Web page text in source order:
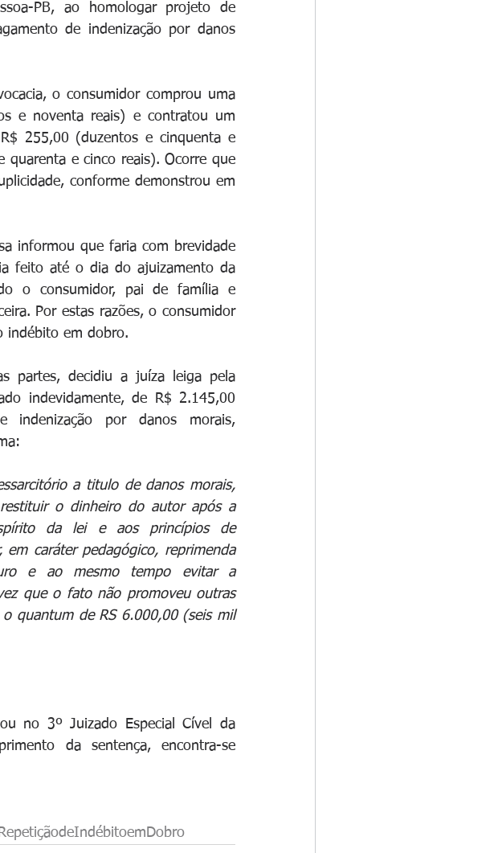
PB, ao homologar projeto de
de indenização por danos
o consumidor comprou uma
e noventa reais) e contratou um
255,00 (duzentos e cinquenta e
e cinco reais). Ocorre que
conforme demonstrou em
informou que faria com brevidade
feito até o dia do ajuizamento da
o consumidor, pai de família e
Por estas razões, o consumidor
indébito em dobro.
partes, decidiu a juíza leiga pela
indevidamente, de R$ 2.145,00
por danos morais,
a titulo de danos morais,
o dinheiro do autor após a
da lei e aos princípios de
caráter pedagógico, reprimenda
e ao mesmo tempo evitar a
que o fato não promoveu outras
quantum de RS 6.000,00 (seis mil
no 3º Juizado Especial Cível da
da sentença, encontra-se